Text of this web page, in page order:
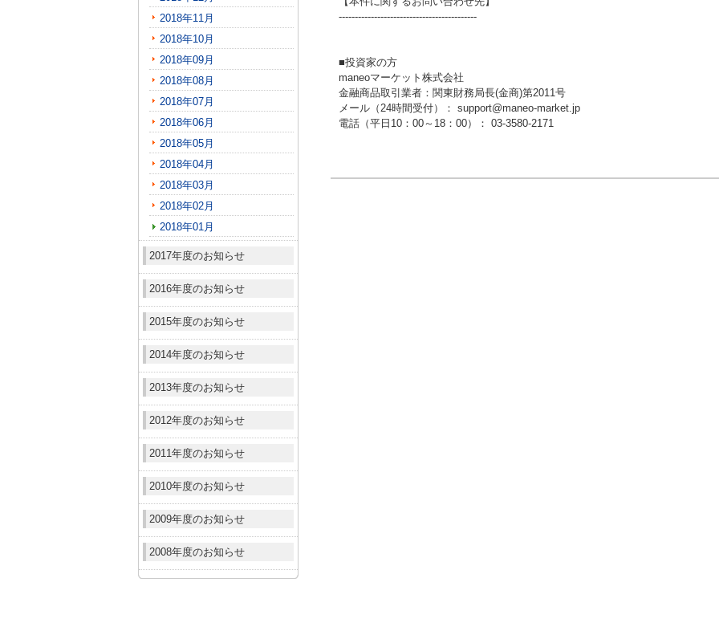
2018年11月
2018年10月
2018年09月
2018年08月
2018年07月
2018年06月
2018年05月
2018年04月
2018年03月
2018年02月
2018年01月
2017年度のお知らせ
2016年度のお知らせ
2015年度のお知らせ
2014年度のお知らせ
2013年度のお知らせ
2012年度のお知らせ
2011年度のお知らせ
2010年度のお知らせ
2009年度のお知らせ
2008年度のお知らせ
-------------------------------------------
■投資家の方
maneoマーケット株式会社
金融商品取引業者：関東財務局長(金商)第2011号
メール（24時間受付）： support@maneo-market.jp
電話（平日10：00～18：00）： 03-3580-2171